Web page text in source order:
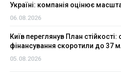
Україні: компанія оцінює
06.08.2026
Київ переглянув План стійкості:
фінансування скоротили до 37
05.08.2026